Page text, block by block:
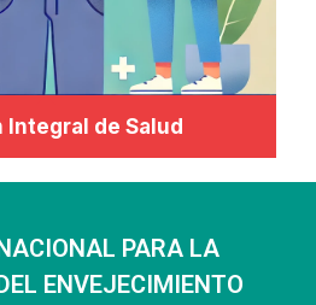
de Salud
PARA LA
ENVEJECIMIENTO